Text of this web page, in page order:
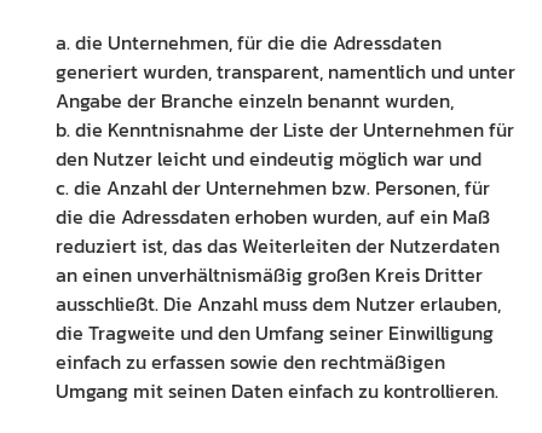
a. die Unternehmen, für die die Adressdaten
generiert wurden, transparent, namentlich und unter
Angabe der Branche einzeln benannt wurden,
b. die Kenntnisnahme der Liste der Unternehmen für
den Nutzer leicht und eindeutig möglich war und
c. die Anzahl der Unternehmen bzw. Personen, für
die die Adressdaten erhoben wurden, auf ein Maß
reduziert ist, das das Weiterleiten der Nutzerdaten
an einen unverhältnismäßig großen Kreis Dritter
ausschließt. Die Anzahl muss dem Nutzer erlauben,
die Tragweite und den Umfang seiner Einwilligung
einfach zu erfassen sowie den rechtmäßigen
Umgang mit seinen Daten einfach zu kontrollieren.